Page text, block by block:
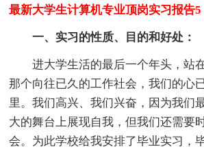
最新大学生计算机专业顶岗实习报告5
一、实习的性质、目的和好处：
进大学生活的最后一个年头，站
那个向往已久的工作社会，我们的心
里。我们高兴、我们兴奋，因为我们
大的舞台上展现自我，但我们还需要
会。为此学校给我安排了毕业实习，